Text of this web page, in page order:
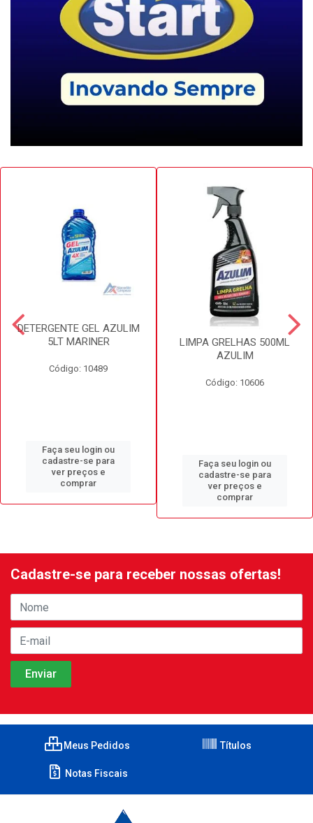
DETERGENTE GEL AZULIM
5LT MARINER
Código: 10489
Faça seu login ou
cadastre-se para
ver preços e
comprar
LIMPA GRELHAS 500ML
AZULIM
Código: 10606
Faça seu login ou
cadastre-se para
ver preços e
comprar
Cadastre-se para receber nossas ofertas!
Meus Pedidos Títulos
Notas Fiscais